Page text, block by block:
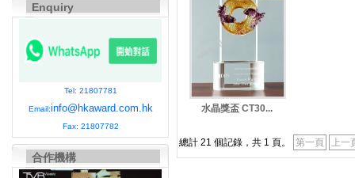
Enquiry
Tel: 21807781
Email:info@hkaward.com.hk
Fax: 21807782
合作機構
水晶獎盃 CT30...
總計 21 個記錄，共 1 頁。 第一頁 上一